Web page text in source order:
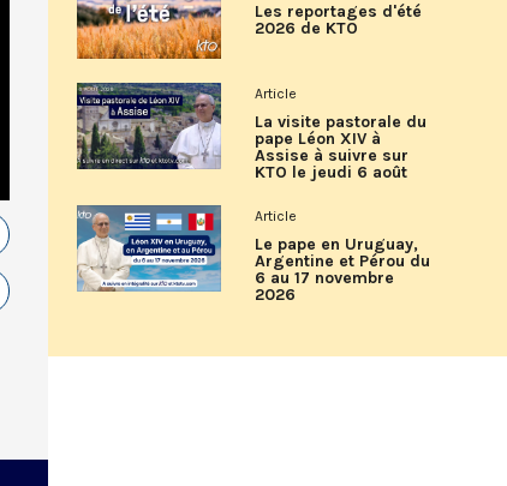
Les reportages d'été
2026 de KTO
Article
La visite pastorale du
pape Léon XIV à
Assise à suivre sur
KTO le jeudi 6 août
Article
Le pape en Uruguay,
Argentine et Pérou du
6 au 17 novembre
2026